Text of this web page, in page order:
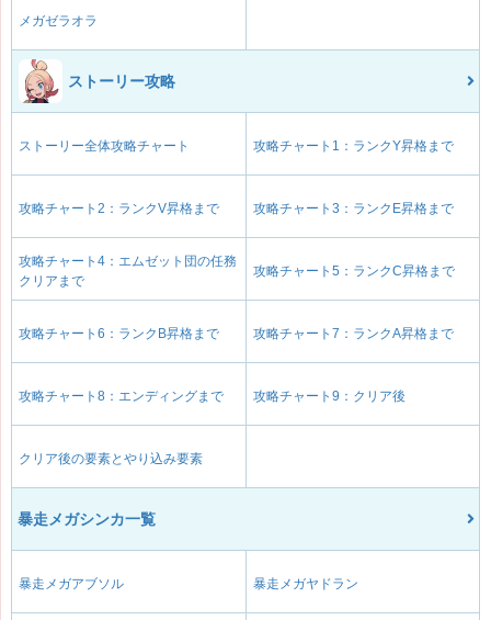
メガゼラオラ
ストーリー攻略
ストーリー全体攻略チャート 攻略チャート1：ランクY昇格まで
攻略チャート2：ランクV昇格まで 攻略チャート3：ランクE昇格まで
攻略チャート4：エムゼット団の任務
クリアまで
攻略チャート5：ランクC昇格まで
攻略チャート6：ランクB昇格まで 攻略チャート7：ランクA昇格まで
攻略チャート8：エンディングまで 攻略チャート9：クリア後
クリア後の要素とやり込み要素
暴走メガシンカ一覧
暴走メガアブソル 暴走メガヤドラン